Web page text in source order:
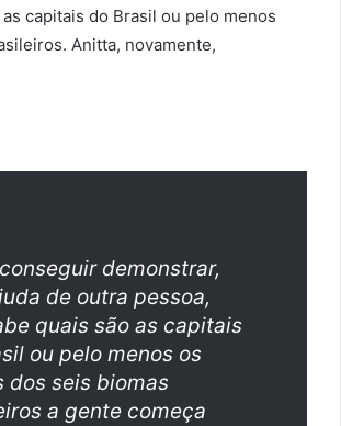
capitais do Brasil ou pelo menos
Anitta, novamente,
demonstrar,
de outra pessoa,
quais são as capitais
ou pelo menos os
dos seis biomas
a gente começa